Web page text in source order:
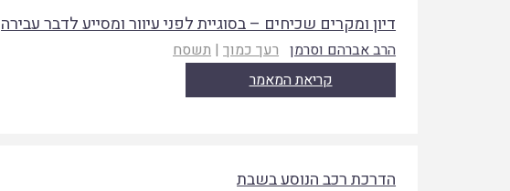
דיון ומקרים שכיחים – בסוגיית לפני עיוור ומסייע לדבר עבירה
הרב אברהם וסרמן רעך כמוך | תשסח
קריאת המאמר
הדרכת רכב הנוסע בשבת